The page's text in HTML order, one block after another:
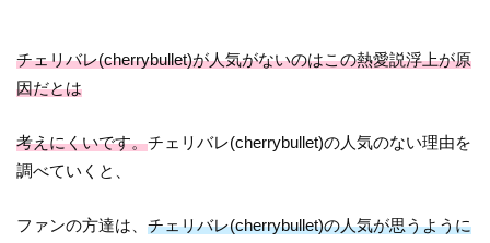
チェリバレ(cherrybullet)が人気がないのはこの熱愛説浮上が原
因だとは
考えにくいです。チェリバレ(cherrybullet)の人気のない理由を
調べていくと、
ファンの方達は、チェリバレ(cherrybullet)の人気が思うように